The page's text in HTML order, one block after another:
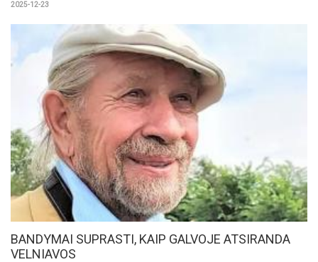
2025-12-23
BANDYMAI SUPRASTI, KAIP GALVOJE ATSIRANDA
VELNIAVOS